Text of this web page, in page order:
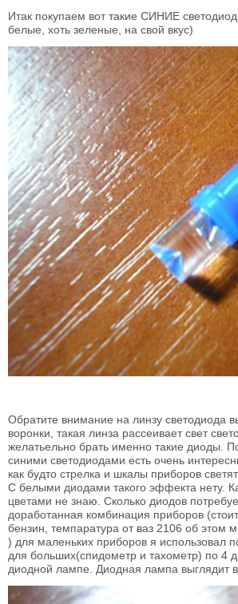
Итак покупаем вот такие СИНИЕ
белые, хоть зеленые, на свой вкус)
Обратите внимание на линзу светодиода
воронки, такая линза рассеивает свет
желатьельно брать именно такие диоды.
синими светодиодами есть очень
как будто стрелка и шкалы приборов
С белыми диодами такого эффекта нету.
цветами не знаю. Сколько диодов
доработанная комбинация приборов
бензин, темпаратура от ваз 2106 об этом
) для маленьких приборов я использовал
для больших(спидометр и тахометр) по 4
диодной лампе. Диодная лампа выглядит